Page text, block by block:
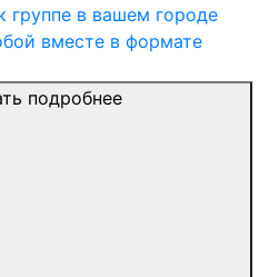
группе в вашем городе
вместе в формате
Узнать подробнее